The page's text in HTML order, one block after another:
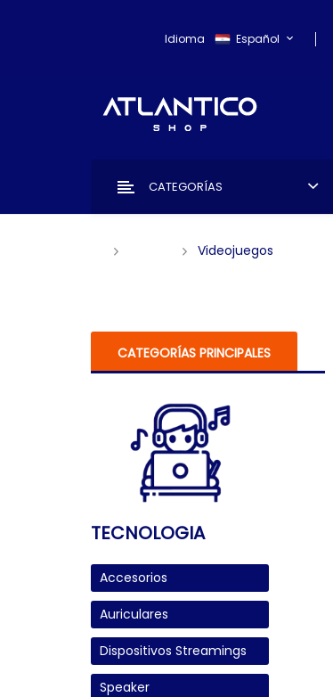
Idioma Español
CATEGORÍAS
Videojuegos
CATEGORÍAS PRINCIPALES
TECNOLOGIA
Accesorios
Auriculares
Dispositivos Streamings
Speaker